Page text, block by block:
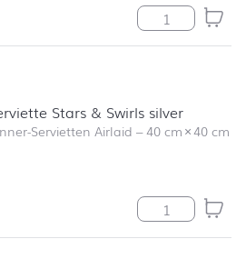
Serviette Uni
Stars & Swirls silver
Servietten Airlaid –40 cm×40 cm
Serviette Stars